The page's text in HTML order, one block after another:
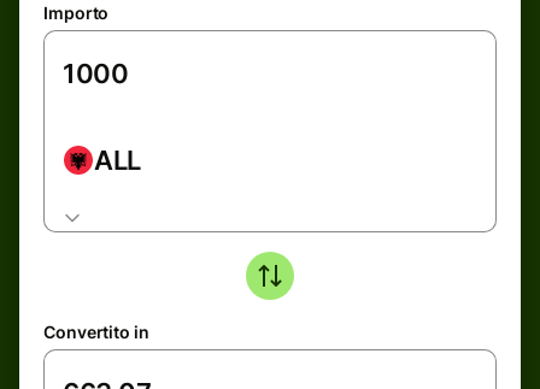
Importo
ALL
Convertito in